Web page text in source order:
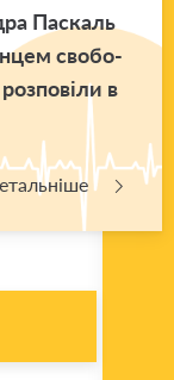
Па­скаль
сво­бо­
в